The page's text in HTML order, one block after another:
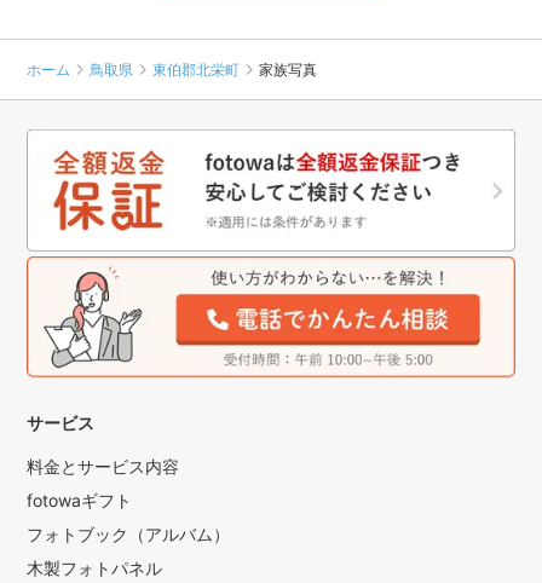
ホーム 鳥取県 東伯郡北栄町 家族写真
サービス
料金とサービス内容
fotowaギフト
フォトブック（アルバム）
木製フォトパネル